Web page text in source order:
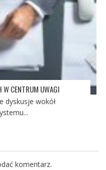
W CENTRUM UWAGI
dyskusje wokół
komentarz.